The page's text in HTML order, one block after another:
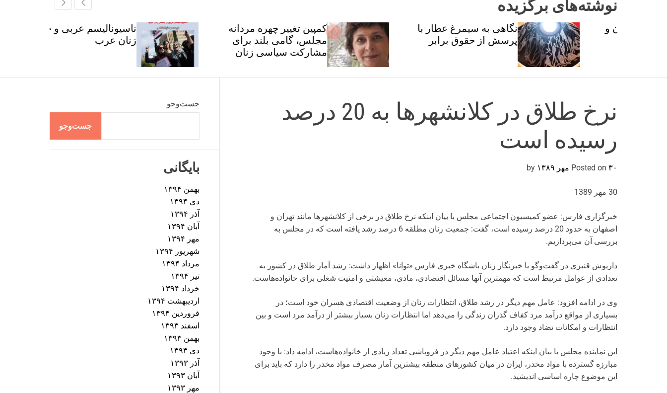
c
o
e
r
c
نوشته‌های برگزیده
نگاهی به سیمرغ عطار با
پرسش از حقوق برابر
کمپین تغییر چهره مردانه
مجلس، گامی بلند برای
مشارکت سیاسی زنان
ناسیونالیسم عربی و جنبش
زنان عرب
نرخ طلاق در کلانشهرها به 20 درصد
رسیده است
Posted on ۳۰ مهر ۱۳۸۹
30 مهر 1389
خبرگزاری فارس: عضو کمیسیون اجتماعی مجلس با بیان اینکه نرخ طلاق در برخی از کلانشهرها مانند تهران و
اصفهان به حدود 20 درصد رسیده است، گفت: جمعیت زنان مطلقه 6 درصد رشد یافته است که در مجلس به
بررسی آن می‌پردازیم.
داریوش قنبری در گفت‌و‌گو با خبرنگار زنان باشگاه خبری فارس «توانا» اظهار داشت: رشد آمار طلاق در کشور به
تعدادی از عوامل مرتبط است که مهمترین آنها مسائل اقتصادی، مادی، معیشتی و امنیت شغلی برای خانواده‌هاست.
وی در ادامه افزود: عامل مهم دیگر در رشد طلاق، انتظارات زنان از وضعیت اقتصادی هسران خود است؛ در
بسیاری از مواقع درآمد مرد کفاف گذران زندگی را می‌دهد اما انتظارات زنان بسیار بیشتر از درآمد مرد است و بین
انتظارات و امکانات تضاد وجود دارد.
این نماینده مجلس با بیان اینکه اعتیاد عامل مهم دیگر در فروپاشی تعداد زیادی از خانواده‌هاست، ادامه داد: با وجود
مبارزه گسترده با مواد مخدر، ایران در میان کشورهای منطقه بیشترین آمار مصرف مواد مخدر را دارد که باید برای
این موضوع چاره اساسی اندیشید.
جست‌وجو
جست‌وجو
بایگانی
بهمن ۱۳۹۴
دی ۱۳۹۴
آذر ۱۳۹۴
آبان ۱۳۹۴
مهر ۱۳۹۴
شهریور ۱۳۹۴
مرداد ۱۳۹۴
تیر ۱۳۹۴
خرداد ۱۳۹۴
اردیبهشت ۱۳۹۴
فروردین ۱۳۹۴
اسفند ۱۳۹۳
بهمن ۱۳۹۳
دی ۱۳۹۳
آذر ۱۳۹۳
آبان ۱۳۹۳
مهر ۱۳۹۳